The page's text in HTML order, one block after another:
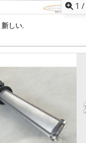
1 /
新しい,